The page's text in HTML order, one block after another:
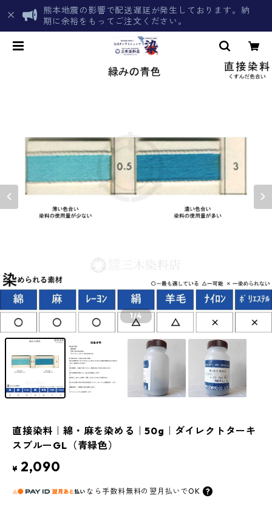
熊本地震の影響で配送遅延が発生しております。納
期に余裕をもってご注文ください。
1/4
直接染料｜綿・麻を染める｜50g｜ダイレクトターキ
スブルーGL（青緑色）
¥ 2,090
なら 手数料無料の 翌月払いでOK